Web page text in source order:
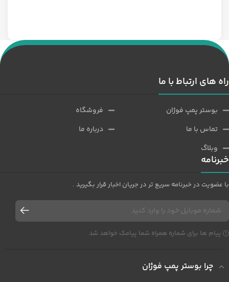
راه های ارتباط با ما
بوستر پمپ فوژان
تماس با ما
وبلاگ
فروشگاه
درباره ما
خبرنامه
با عضویت در خبرنامه سریع تر در جریان اخبار قرار بگیرید .
پیام ها برای شماره همراه شما پیامک خواهد شد
چرا بوستر پمپ فوژان